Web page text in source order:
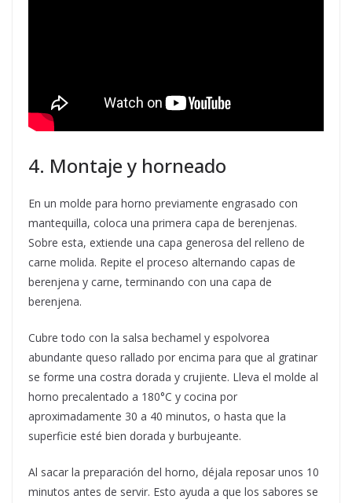
4. Montaje y horneado
En un molde para horno previamente engrasado con
mantequilla, coloca una primera capa de berenjenas.
Sobre esta, extiende una capa generosa del relleno de
carne molida. Repite el proceso alternando capas de
berenjena y carne, terminando con una capa de
berenjena.
Cubre todo con la salsa bechamel y espolvorea
abundante queso rallado por encima para que al gratinar
se forme una costra dorada y crujiente. Lleva el molde al
horno precalentado a 180°C y cocina por
aproximadamente 30 a 40 minutos, o hasta que la
superficie esté bien dorada y burbujeante.
Al sacar la preparación del horno, déjala reposar unos 10
minutos antes de servir. Esto ayuda a que los sabores se